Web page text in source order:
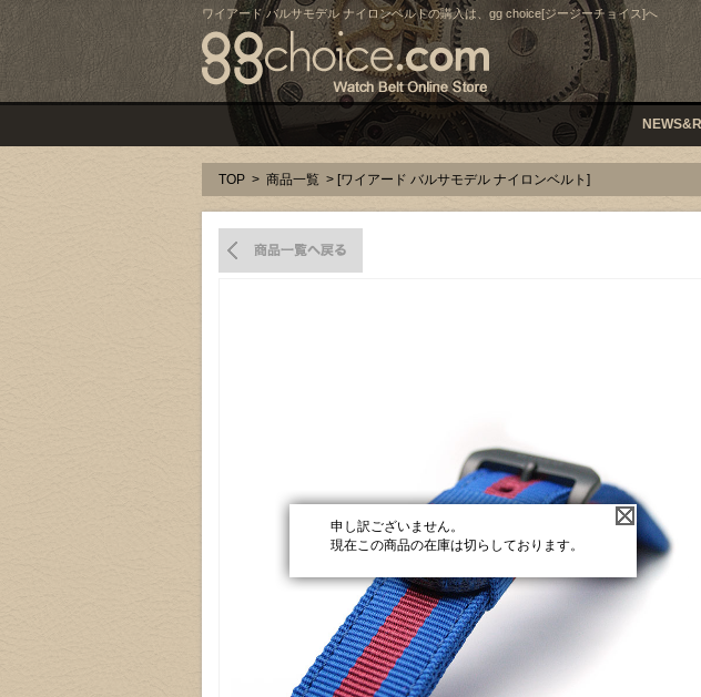
ワイアード バルサモデル ナイロンベルトの購入は、gg choice[ジージーチョイス]へ
TOP > 商品一覧 > [ワイアード バルサモデル ナイロンベルト]
申し訳ございません。
現在この商品の在庫は切らしております。